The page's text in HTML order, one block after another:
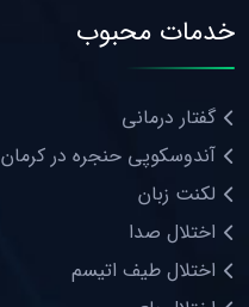
خدمات محبوب
گفتار درمانی
آندوسکوپی حنجره در کرمان
لکنت زبان
اختلال صدا
اختلال طیف اتیسم